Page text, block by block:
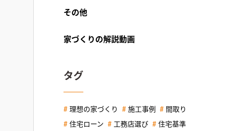
その他
家づくりの解説動画
タグ
理想の家づくり 施工事例 間取り
住宅ローン 工務店選び 住宅基準